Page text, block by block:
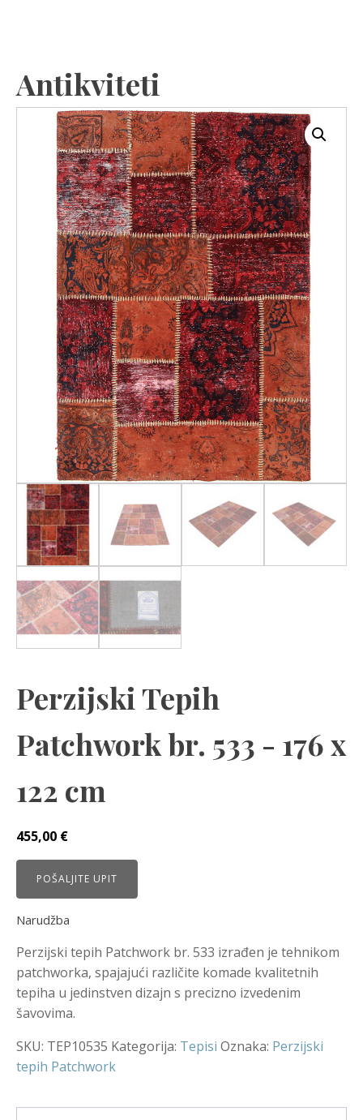
Antikviteti
Perzijski Tepih
Patchwork br. 533 - 176 x
122 cm
455,00 €
POŠALJITE UPIT
Narudžba
Perzijski tepih Patchwork br. 533 izrađen je tehnikom
patchworka, spajajući različite komade kvalitetnih
tepiha u jedinstven dizajn s precizno izvedenim
šavovima.
SKU: TEP10535 Kategorija: Tepisi Oznaka: Perzijski
tepih Patchwork